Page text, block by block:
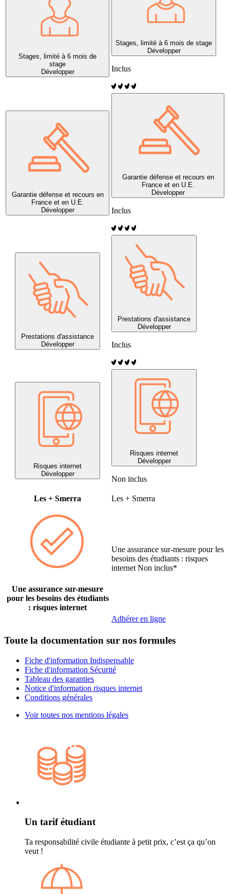
Stages, limité à 6 mois de
stage
Développer
Stages, limité à 6 mois de stage
Développer
Inclus
Garantie défense et recours en
France et en U.E.
Développer
Garantie défense et recours en
France et en U.E.
Développer
Inclus
Prestations d'assistance
Développer
Prestations d'assistance
Développer
Inclus
Risques internet
Développer
Risques internet
Développer
Non inclus
Les + Smerra Les + Smerra
Une assurance sur-mesure
pour les besoins des étudiants
: risques internet
Une assurance sur-mesure pour les
besoins des étudiants : risques
internet Non inclus*
Adhérer en ligne
Toute la documentation sur nos formules
Fiche d'information Indispensable
Fiche d'information Sécurité
Tableau des garanties
Notice d'information risques internet
Conditions générales
Voir toutes nos mentions légales
Un tarif étudiant
Ta responsabilité civile étudiante à petit prix, c’est ça qu’on
veut !